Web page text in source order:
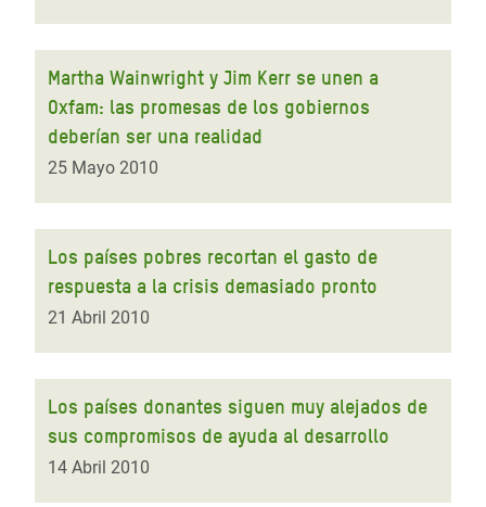
Martha Wainwright y Jim Kerr se unen a
Oxfam: las promesas de los gobiernos
deberían ser una realidad
25 Mayo 2010
Los países pobres recortan el gasto de
respuesta a la crisis demasiado pronto
21 Abril 2010
Los países donantes siguen muy alejados de
sus compromisos de ayuda al desarrollo
14 Abril 2010